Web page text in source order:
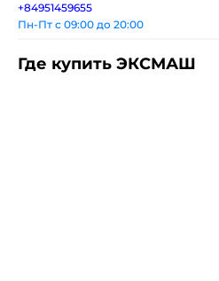
+84951459655
Пн-Пт с 09:00 до 20:00
Где купить ЭКСМАШ